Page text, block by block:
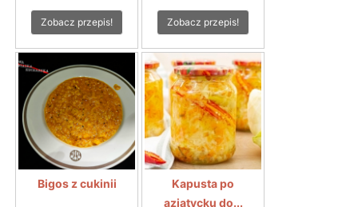
Zobacz przepis! Zobacz przepis!
Bigos z cukinii
Kapusta po
azjatycku do...